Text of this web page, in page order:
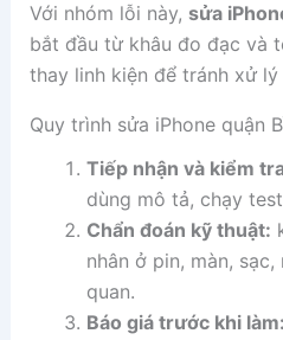
Với nhóm lỗi này, sửa
bắt đầu từ khâu đo đạc và
thay linh kiện để tránh xử
Quy trình sửa iPhone quận
Tiếp nhận và kiểm
dùng mô tả, chạy
Chẩn đoán kỹ thuật:
nhân ở pin, màn,
quan.
Báo giá trước khi làm: